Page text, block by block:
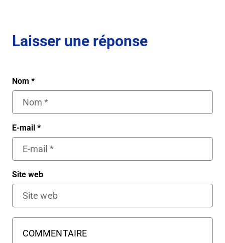
Laisser une réponse
Nom *
E-mail *
Site web